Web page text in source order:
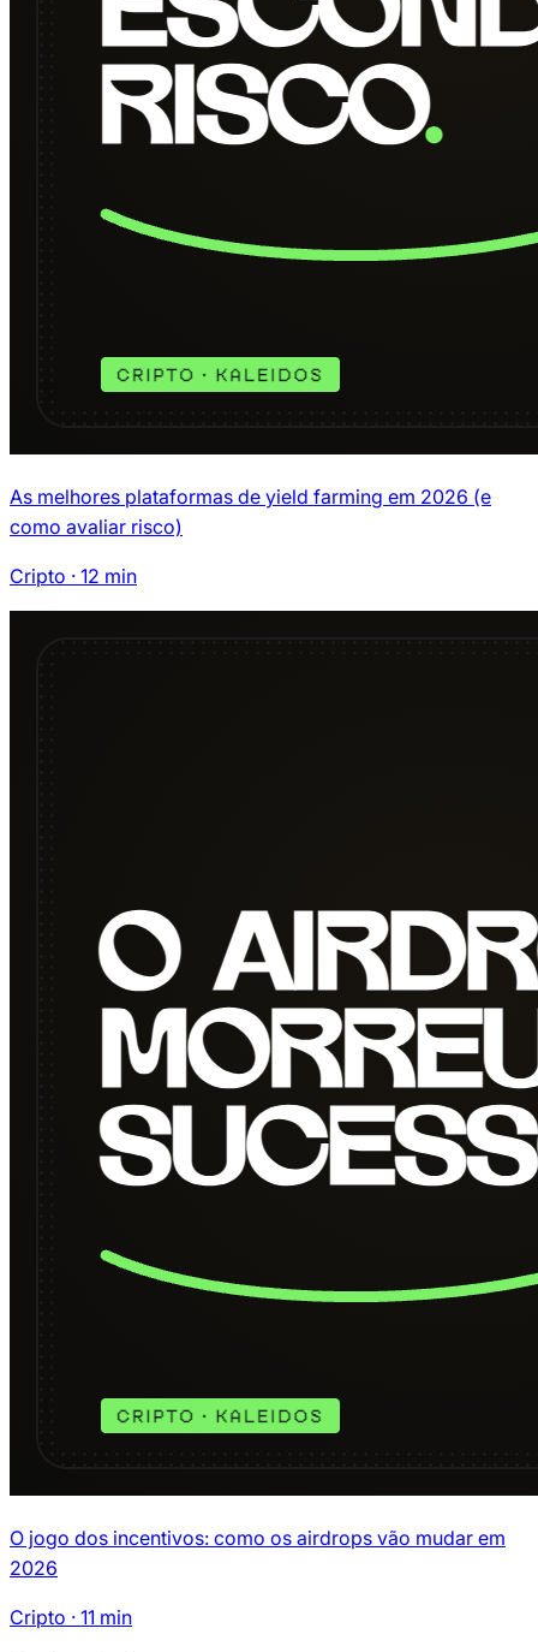
As melhores plataformas de yield farming em 2026 (e
como avaliar risco)
Cripto · 12 min
O jogo dos incentivos: como os airdrops vão mudar em
2026
Cripto · 11 min